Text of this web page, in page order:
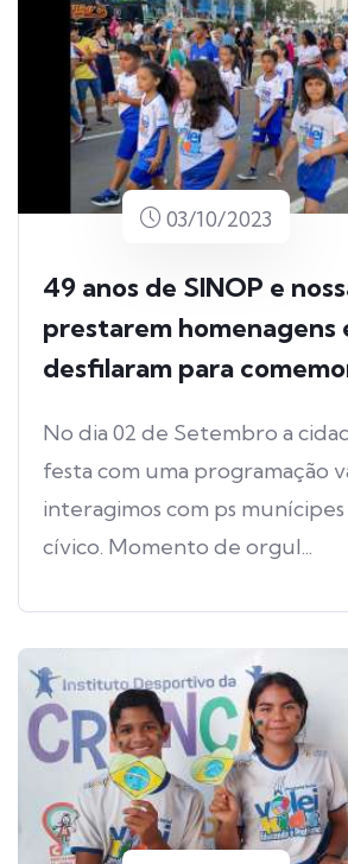
03/10/2023
49 anos de SINOP e
prestarem homenagens
desfilaram para
No dia 02 de Setembro a
festa com uma programação
interagimos com ps
cívico. Momento de orgul...